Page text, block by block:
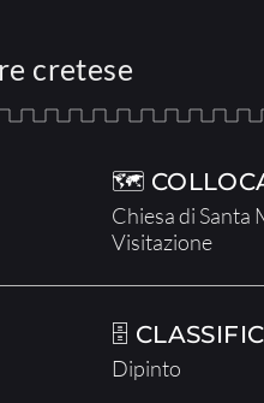
cretese
🗺
Chiesa di Santa
Visitazione
🗄
Dipinto